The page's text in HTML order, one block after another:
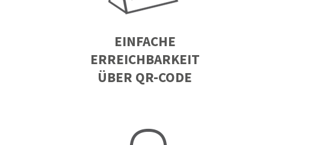
EINFACHE
ERREICHBARKEIT
ÜBER QR-CODE